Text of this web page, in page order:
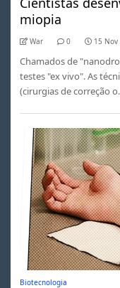
miopia
War 0 15 Nov
Chamados de
testes "ex vivo". As
(cirurgias de correção
Biotecnologia